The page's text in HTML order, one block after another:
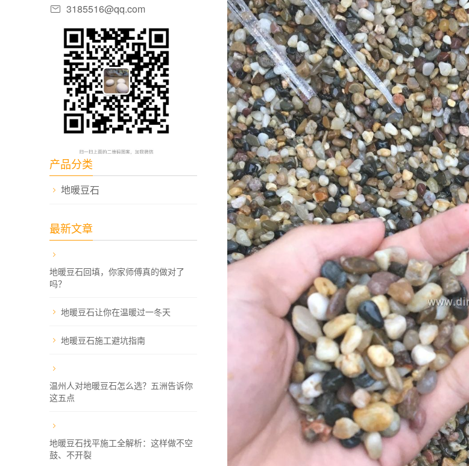
3185516@qq.com
产品分类
地暖豆石
最新文章
​地暖豆石回填，你家师傅真的做对了
吗？
地暖豆石让你在温暖过一冬天
地暖豆石施工避坑指南
温州人对地暖豆石怎么选？五洲告诉你
这五点
地暖豆石找平施工全解析：这样做不空
鼓、不开裂